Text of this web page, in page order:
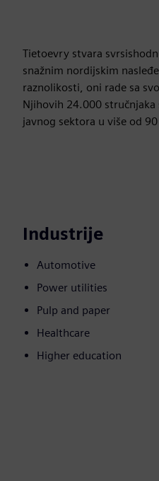
Tietoevry stvara
snažnim nordijskim
raznolikosti, oni rade sa
Njihovih 24.000 stručnjaka
javnog sektora u više od
Industrije
Automotive
Power utilities
Pulp and paper
Healthcare
Higher education